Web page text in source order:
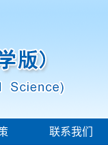
联系我们